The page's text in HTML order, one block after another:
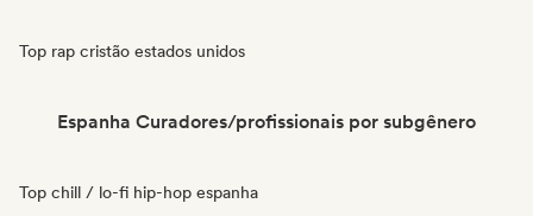
Top rap cristão estados unidos
Espanha Curadores/profissionais por subgênero
Top chill / lo-fi hip-hop espanha